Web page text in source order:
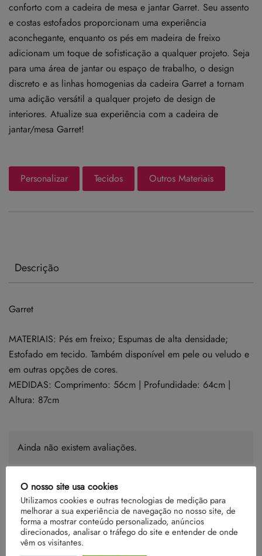
conforto com a cadeira de mesa e jantar Garret. Seu assento
e costas estofados proporcionam uma experiência
aconchegante, enquanto os pés em madeira de freixo
adicionam um toque de sofisticação a qualquer projeto. Seja
para uma área de jantar ou espaço de trabalho, o design
discreto e as linhas homogenias da cadeira Garret a tornam
uma adição versátil a qualquer projeto de design de
interiores. Atualize sua experiência com a cadeira de
jantar/mesa Garret!
Personalizar Tecidos Outros Materiais
Descrição
Garret
MATERIAIS: Pés em freixo; Espumas de alta densidade;
Estofado em tecido. Também disponível em pele ou veludo e
em outras opções de cores.
MEDIDAS: Comprimento: 56cm | Profundidade: 64cm |
Altura: 87cm
Ainda não existem avaliações.
Seja o primeiro a avaliar “Garret”
O seu endereço de email não será publicado.
Campos obrigatórios marcados com
O nosso site usa cookies
Utilizamos cookies e outras tecnologias de medição para
melhorar a sua experiência de navegação no nosso site, de
forma a mostrar conteúdo personalizado, anúncios
direcionados, analisar o tráfego do site e entender de onde
vêm os visitantes.